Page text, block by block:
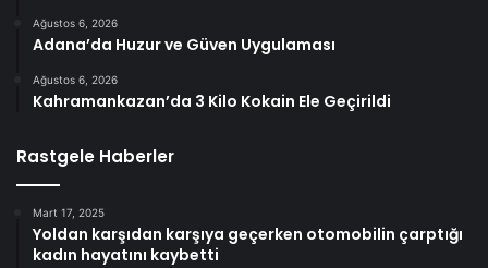
Ağustos 6, 2026
Adana’da Huzur ve Güven Uygulaması
Ağustos 6, 2026
Kahramankazan’da 3 Kilo Kokain Ele Geçirildi
Rastgele Haberler
Mart 17, 2025
Yoldan karşıdan karşıya geçerken otomobilin çarptığı
kadın hayatını kaybetti